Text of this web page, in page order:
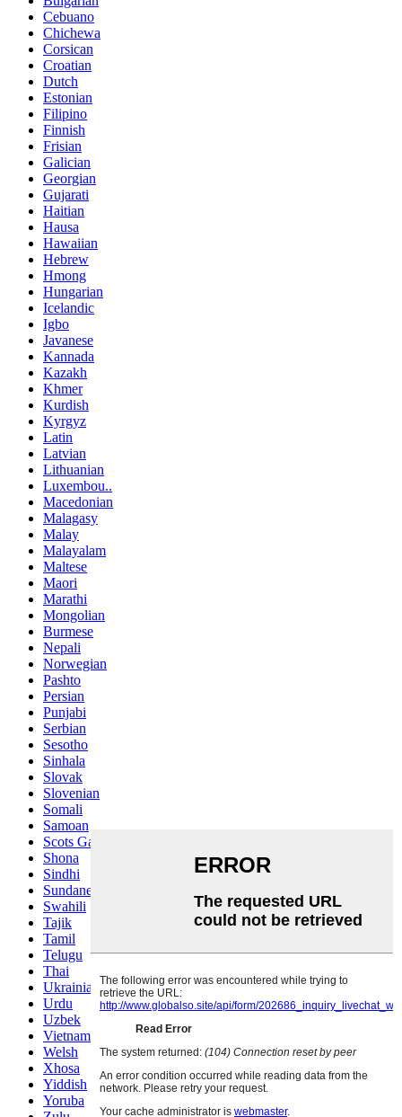
Cebuano
Chichewa
Corsican
Croatian
Dutch
Estonian
Filipino
Finnish
Frisian
Galician
Georgian
Gujarati
Haitian
Hausa
Hawaiian
Hebrew
Hmong
Hungarian
Icelandic
Igbo
Javanese
Kannada
Kazakh
Khmer
Kurdish
Kyrgyz
Latin
Latvian
Lithuanian
Luxembou..
Macedonian
Malagasy
Malay
Malayalam
Maltese
Maori
Marathi
Mongolian
Burmese
Nepali
Norwegian
Pashto
Persian
Punjabi
Serbian
Sesotho
Sinhala
Slovak
Slovenian
Somali
Samoan
Scots Gaelic
Shona
Sindhi
Sundanese
Swahili
Tajik
Tamil
Telugu
Thai
Ukrainian
Urdu
Uzbek
Vietnamese
Welsh
Xhosa
Yiddish
Yoruba